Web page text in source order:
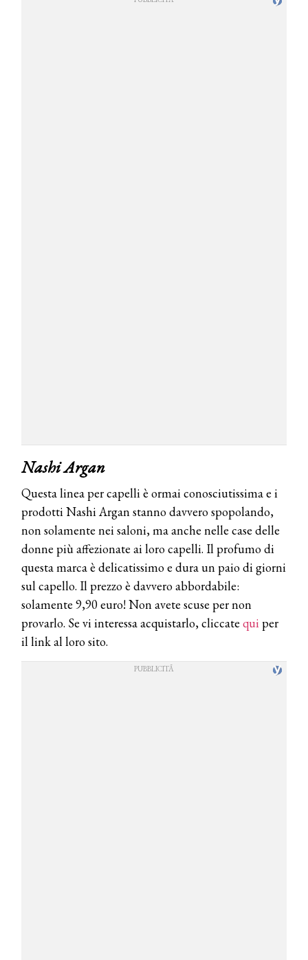
Nashi Argan
Questa linea per capelli è ormai conosciutissima e i
prodotti Nashi Argan stanno davvero spopolando,
non solamente nei saloni, ma anche nelle case delle
donne più affezionate ai loro capelli. Il profumo di
questa marca è delicatissimo e dura un paio di giorni
sul capello. Il prezzo è davvero abbordabile:
solamente 9,90 euro! Non avete scuse per non
provarlo. Se vi interessa acquistarlo, cliccate qui per
il link al loro sito.